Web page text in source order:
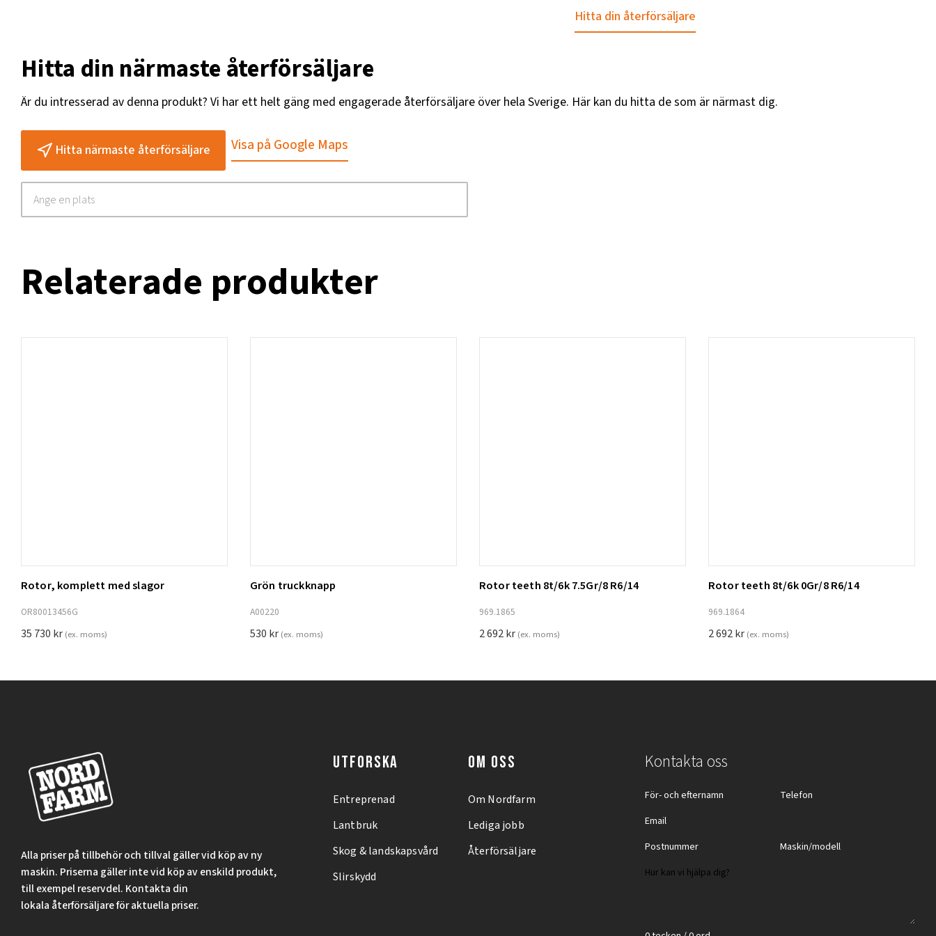
Hitta din återförsäljare
Hitta din närmaste återförsäljare
Är du intresserad av denna produkt? Vi har ett helt gäng med engagerade återförsäljare över hela Sverige. Här kan du hitta de som är närmast dig.
Hitta närmaste återförsäljare Visa på Google Maps
Relaterade produkter
Lägg till i varukorg
Rotor, komplett med slagor
OR80013456G
35 730 kr (ex. moms)
Lägg till i varukorg
Grön truckknapp
A00220
530 kr (ex. moms)
Lägg till i varukorg
Rotor teeth 8t/6k 7.5Gr/8 R6/14
969.1865
2 692kr (ex. moms)
Rotor teeth 8t/6k 0Gr/8 R6/14
969.1864
2 692kr (ex. moms)
Alla priser på tillbehör och tillval gäller vid köp av ny
maskin. Priserna gäller inte vid köp av enskild produkt,
till exempel reservdel. Kontakta din
lokala återförsäljare för aktuella priser.
UTFORSKA
Entreprenad
Lantbruk
Skog & landskapsvård
Slirskydd
OM OSS
Om Nordfarm
Lediga jobb
Återförsäljare
Kontakta oss